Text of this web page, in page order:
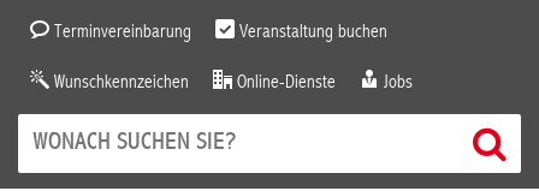
Terminvereinbarung Veranstaltung buchen
Wunschkennzeichen Online-Dienste Jobs